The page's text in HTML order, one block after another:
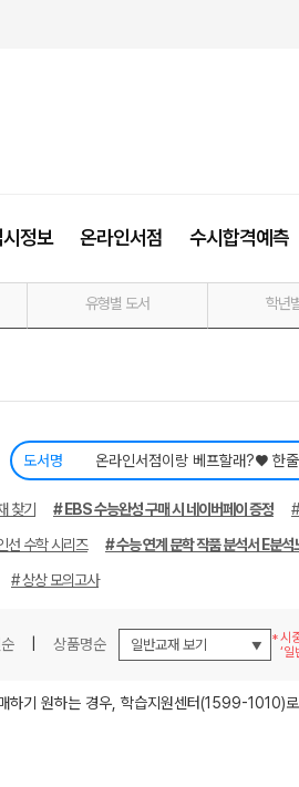
메가스터디
시정보 온라인서점 수시합격예측
유형별 도서 학년
도서명
찾기 # EBS 수능완성 구매 시 네이버페이 증정
선 수학 시리즈
# 수능 연계 문학 작품 분석서 E분석
# 상상 모의고사
상품명순
시
‘
하기 원하는 경우, 학습지원센터(1599-1010)